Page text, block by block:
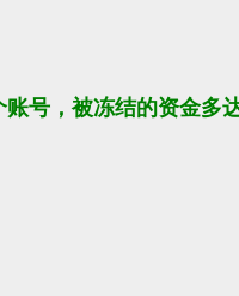
号，被冻结的资金多